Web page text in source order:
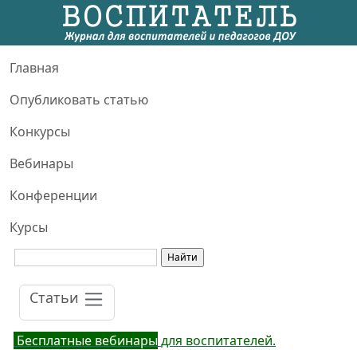
Главная
Опубликовать статью
Конкурсы
Вебинары
Конференции
Курсы
Статьи
Бесплатные вебинарыдля воспитателей.